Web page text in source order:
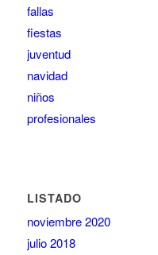
fallas
fiestas
juventud
navidad
niños
profesionales
LISTADO
noviembre 2020
julio 2018